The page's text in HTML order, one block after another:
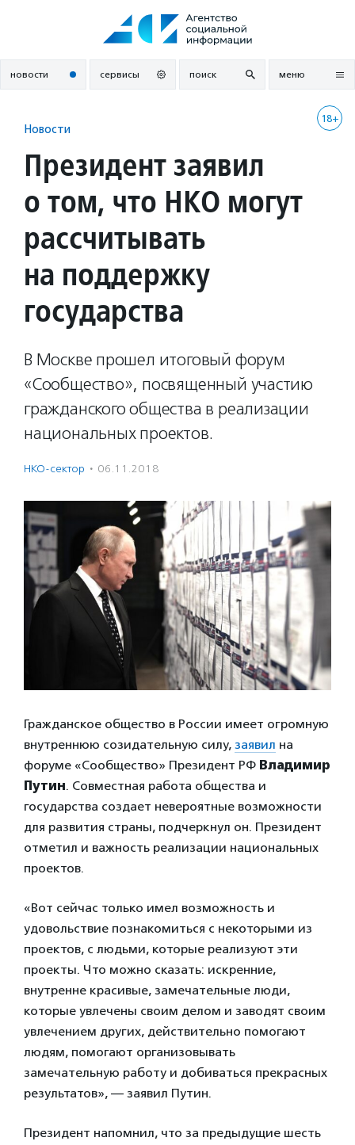
новости сервисы поиск меню
18+
Новости
Президент заявил
о том, что НКО могут
рассчитывать
на поддержку
государства
В Москве прошел итоговый форум
«Сообщество», посвященный участию
гражданского общества в реализации
национальных проектов.
НКО-сектор · 06.11.2018
Гражданское общество в России имеет огромную
внутреннюю созидательную силу, заявил на
форуме «Сообщество» Президент РФ Владимир
Путин. Совместная работа общества и
государства создает невероятные возможности
для развития страны, подчеркнул он. Президент
отметил и важность реализации национальных
проектов.
«Вот сейчас только имел возможность и
удовольствие познакомиться с некоторыми из
проектов, с людьми, которые реализуют эти
проекты. Что можно сказать: искренние,
внутренне красивые, замечательные люди,
которые увлечены своим делом и заводят своим
увлечением других, действительно помогают
людям, помогают организовывать
замечательную работу и добиваться прекрасных
результатов», — заявил Путин.
Президент напомнил, что за предыдущие шесть